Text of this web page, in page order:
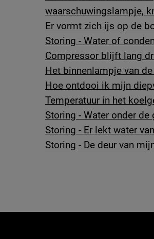
waarschuwingslampje,
Er vormt zich ijs op de
Storing - Water of
Compressor blijft lang
Het binnenlampje van
Hoe ontdooi ik mijn
Temperatuur in het
Storing - Water onder
Storing - Er lekt water
Storing - De deur van